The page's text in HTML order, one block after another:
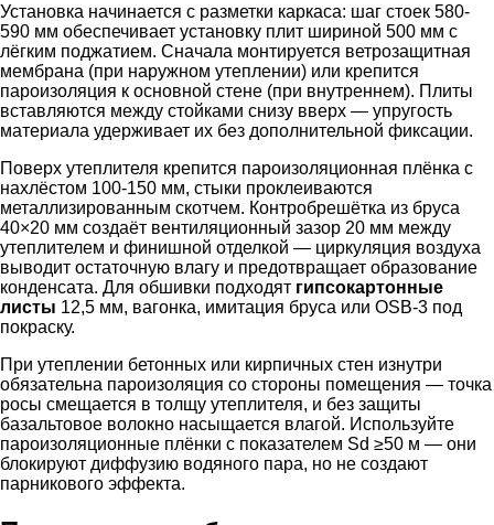
Установка начинается с разметки каркаса: шаг стоек 580-
590 мм обеспечивает установку плит шириной 500 мм с
лёгким поджатием. Сначала монтируется ветрозащитная
мембрана (при наружном утеплении) или крепится
пароизоляция к основной стене (при внутреннем). Плиты
вставляются между стойками снизу вверх — упругость
материала удерживает их без дополнительной фиксации.
Поверх утеплителя крепится пароизоляционная плёнка с
нахлёстом 100-150 мм, стыки проклеиваются
металлизированным скотчем. Контробрешётка из бруса
40×20 мм создаёт вентиляционный зазор 20 мм между
утеплителем и финишной отделкой — циркуляция воздуха
выводит остаточную влагу и предотвращает образование
конденсата. Для обшивки подходят гипсокартонные
листы 12,5 мм, вагонка, имитация бруса или OSB-3 под
покраску.
При утеплении бетонных или кирпичных стен изнутри
обязательна пароизоляция со стороны помещения — точка
росы смещается в толщу утеплителя, и без защиты
базальтовое волокно насыщается влагой. Используйте
пароизоляционные плёнки с показателем Sd ≥50 м — они
блокируют диффузию водяного пара, но не создают
парникового эффекта.